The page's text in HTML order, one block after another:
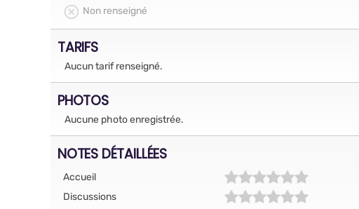
Non renseigné
TARIFS
Aucun tarif renseigné.
PHOTOS
Aucune photo enregistrée.
NOTES DÉTAILLÉES
Accueil
Discussions